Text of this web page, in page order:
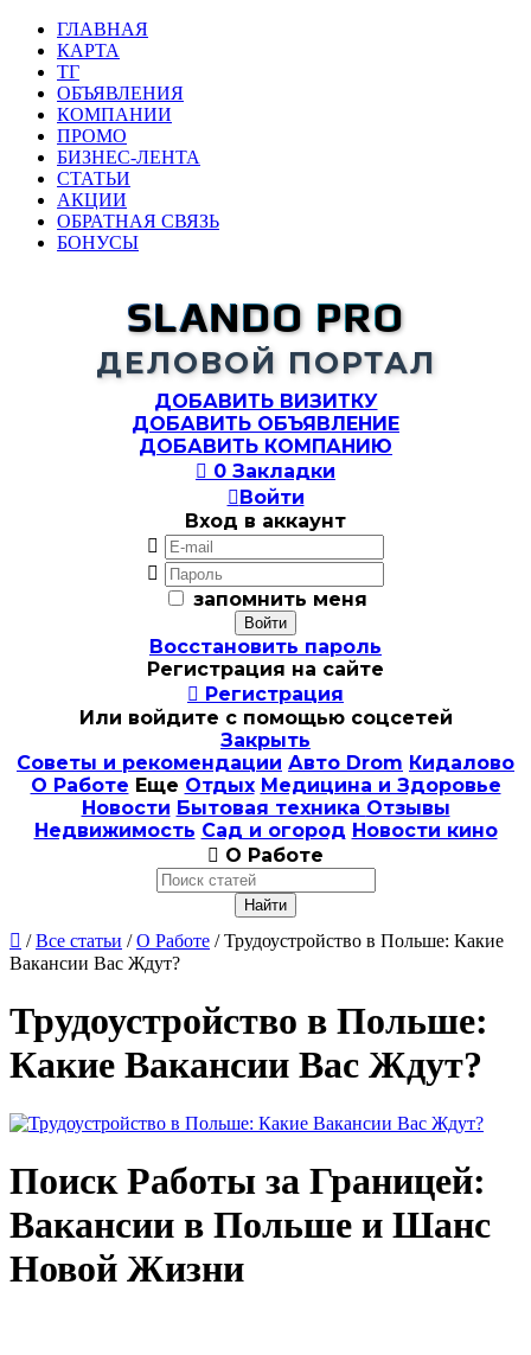
ГЛАВНАЯ
КАРТА
ТГ
ОБЪЯВЛЕНИЯ
КОМПАНИИ
ПРОМО
БИЗНЕС-ЛЕНТА
СТАТЬИ
АКЦИИ
ОБРАТНАЯ СВЯЗЬ
БОНУСЫ
SLANDO PRO
ДЕЛОВОЙ ПОРТАЛ
ДОБАВИТЬ ВИЗИТКУ
ДОБАВИТЬ ОБЪЯВЛЕНИЕ
ДОБАВИТЬ КОМПАНИЮ
 0 Закладки
Войти
Вход в аккаунт


запомнить меня
Восстановить пароль
Регистрация на сайте
 Регистрация
Или войдите с помощью соцсетей
Закрыть
Советы и рекомендации Авто Drom Кидалово
О Работе Еще Отдых Медицина и Здоровье
Новости Бытовая техника Отзывы
Недвижимость Сад и огород Новости кино
 О Работе
 /Все статьи /О Работе / Трудоустройство в Польше: Какие
Вакансии Вас Ждут?
Трудоустройство в Польше:
Какие Вакансии Вас Ждут?
Поиск Работы за Границей:
Вакансии в Польше и Шанс
Новой Жизни